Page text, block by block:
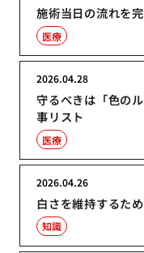
施術当日の流れを
医療
守るべきは「色の
事リスト
2026.04.28
医療
白さを維持するた
2026.04.26
知識